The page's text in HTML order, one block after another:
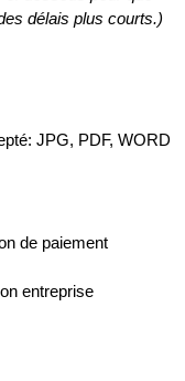
délais plus courts.)
JPG, PDF, WORD
de paiement
entreprise